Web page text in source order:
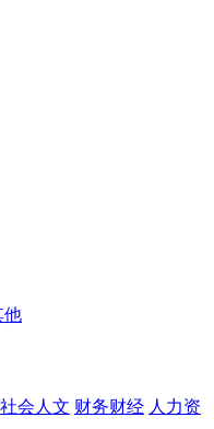
他
社会人文 财务财经 人力资